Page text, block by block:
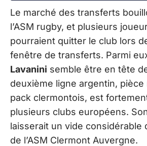
Le marché des transferts
l’ASM rugby, et plusieurs
pourraient quitter le club lors
fenêtre de transferts. Parmi
Lavanini semble être en tête
deuxième ligne argentin, pièce
pack clermontois, est
plusieurs clubs européens.
laisserait un vide considérable
de l’ASM Clermont Auvergne.